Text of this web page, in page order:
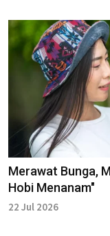
Merawat Bunga,
Hobi Menanam"
22 Jul 2026